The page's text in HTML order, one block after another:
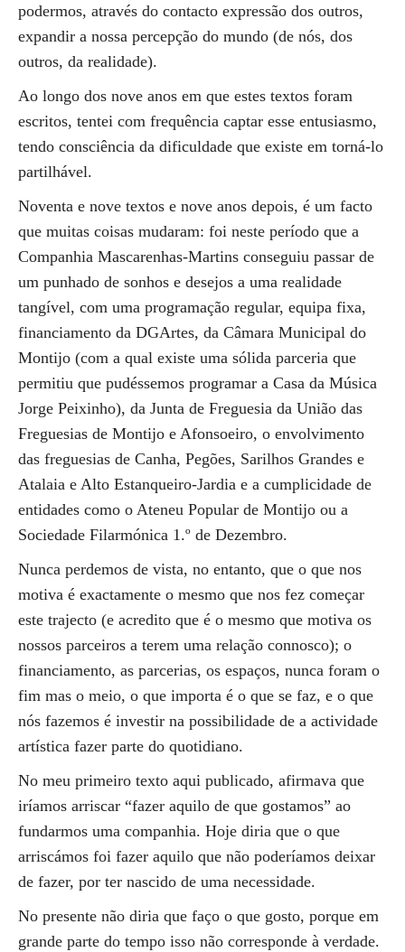
podermos, através do contacto expressão dos outros,
expandir a nossa percepção do mundo (de nós, dos
outros, da realidade).
Ao longo dos nove anos em que estes textos foram
escritos, tentei com frequência captar esse entusiasmo,
tendo consciência da dificuldade que existe em torná-lo
partilhável.
Noventa e nove textos e nove anos depois, é um facto
que muitas coisas mudaram: foi neste período que a
Companhia Mascarenhas-Martins conseguiu passar de
um punhado de sonhos e desejos a uma realidade
tangível, com uma programação regular, equipa fixa,
financiamento da DGArtes, da Câmara Municipal do
Montijo (com a qual existe uma sólida parceria que
permitiu que pudéssemos programar a Casa da Música
Jorge Peixinho), da Junta de Freguesia da União das
Freguesias de Montijo e Afonsoeiro, o envolvimento
das freguesias de Canha, Pegões, Sarilhos Grandes e
Atalaia e Alto Estanqueiro-Jardia e a cumplicidade de
entidades como o Ateneu Popular de Montijo ou a
Sociedade Filarmónica 1.º de Dezembro.
Nunca perdemos de vista, no entanto, que o que nos
motiva é exactamente o mesmo que nos fez começar
este trajecto (e acredito que é o mesmo que motiva os
nossos parceiros a terem uma relação connosco); o
financiamento, as parcerias, os espaços, nunca foram o
fim mas o meio, o que importa é o que se faz, e o que
nós fazemos é investir na possibilidade de a actividade
artística fazer parte do quotidiano.
No meu primeiro texto aqui publicado, afirmava que
iríamos arriscar “fazer aquilo de que gostamos” ao
fundarmos uma companhia. Hoje diria que o que
arriscámos foi fazer aquilo que não poderíamos deixar
de fazer, por ter nascido de uma necessidade.
No presente não diria que faço o que gosto, porque em
grande parte do tempo isso não corresponde à verdade.